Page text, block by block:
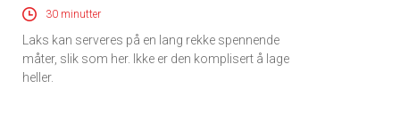
30 minutter
Laks kan serveres på en lang rekke spennende
måter, slik som her. Ikke er den komplisert å lage
heller.